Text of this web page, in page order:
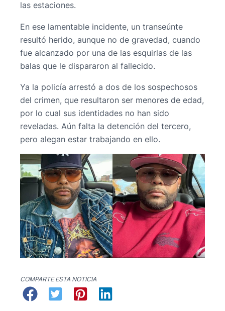
las estaciones.
En ese lamentable incidente, un transeúnte
resultó herido, aunque no de gravedad, cuando
fue alcanzado por una de las esquirlas de las
balas que le dispararon al fallecido.
Ya la policía arrestó a dos de los sospechosos
del crimen, que resultaron ser menores de edad,
por lo cual sus identidades no han sido
reveladas. Aún falta la detención del tercero,
pero alegan estar trabajando en ello.
COMPARTE ESTA NOTICIA